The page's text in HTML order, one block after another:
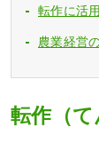
転作に活
農業経営
転作（